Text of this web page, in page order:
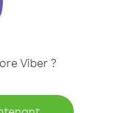
Viber ?